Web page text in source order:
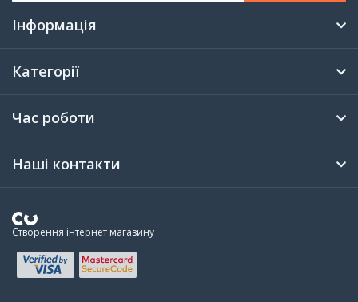
Інформація
Категорії
Час роботи
Наші контакти
Створення інтернет магазину